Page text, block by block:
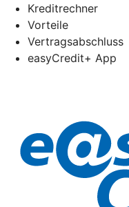
Kreditrechner
Vorteile
Vertragsabschluss
easyCredit+ App